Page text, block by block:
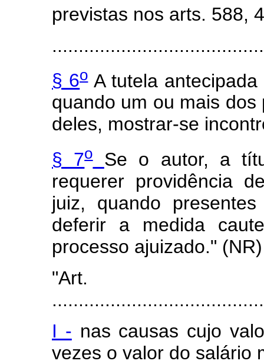
previstas nos arts. 588,
§ 6oA tutela antecipada
quando um ou mais
deles, mostrar-se
§ 7o
Se o autor, a
requerer providência
juiz, quando
deferir a medida
processo ajuizado." (NR)
I - nas causas cujo
vezes o valor do salário